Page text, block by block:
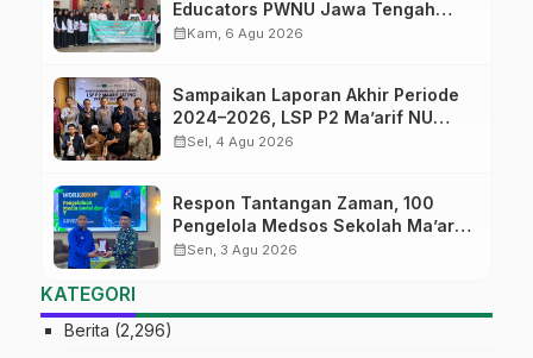
Educators PWNU Jawa Tengah
Batch#4; Membuka Jalan Menuju
calendar_monthKam, 6 Agu 2026
Sampaikan Laporan Akhir Periode
2024–2026, LSP P2 Ma’arif NU
Jateng Mantapkan Sinergi Link and
calendar_monthSel, 4 Agu 2026
Respon Tantangan Zaman, 100
Pengelola Medsos Sekolah Ma’arif
Pekalongan Ikuti Pelatihan Literasi
calendar_monthSen, 3 Agu 2026
KATEGORI
Berita (2,296)